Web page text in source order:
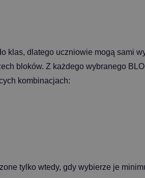
klas, dlatego uczniowie mogą sami
bloków. Z każdego wybranego
kombinacjach:
tylko wtedy, gdy wybierze je